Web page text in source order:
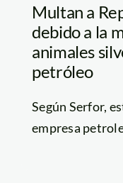
Multan a
debido a la
animales
petróleo
Según Serfor,
empresa